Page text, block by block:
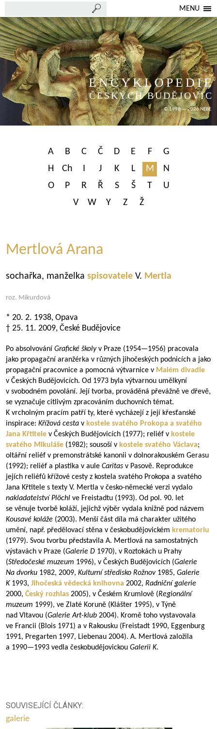
MENU
ENCYKLOPEDIE
ČESKÝCH BUDĚJOVIC
© 1998 — 2026 NEBE
A B C Č D E F
G
H
Ch I J K L M
N
O
P R Ř S Š T
U
V
W Y Z Ž
Mertlová Arana
sochařka, manželka spisovatele V. Mertla
roz. Mikurdová
* 20. 2. 1938, Opava
† 25. 11. 2009, České Budějovice
Po absolvování Grafické školyv Praze (1954—1956) pracovala
jako propagační aranžérka v různých jihočeských podnicích a jako
propagační pracovnice a pomocná výtvarnice v Malém divadle
v Českých Budějovicích. Od 1973 byla výtvarnou umělkyní
v svobodném povolání. Její tvorba, prováděná převážně ve dřevě,
se vyznačuje citlivým zpracováním duchovních témat.
K vrcholným pracím patří ty, které vycházejí z její křesťanské
inspirace: Křížová cesta v kostele svatého Prokopa a svatého
Jana Křtitele v Českých Budějovicích (1977); reliéf v kostele
svatého Mikuláše (1982); sousoší v kostele svatého Václava;
oltářní reliéf v premonstrátské kanonii v dolnorakouském Gerasu
(1992); reliéf a plastika v aule Caritas v Pasově. Reprodukce
jejích reliéfů křížové cesty z kostela svatého Prokopa a svatého
Jana Křtitele s texty V. Mertla v česko-německé verzi vydalo
nakladatelství Plöchl ve Freistadtu (1993). Od pol. 90. let
se věnuje tvorbě koláží, jejichž výběr vydala knižně pod názvem
Kousavé koláže (2003). Menší část díla má charakter užitého
umění, např. předělovací stěna v českobudějovickém krematoriu
(1979). Svou tvorbu představila A. Mertlová na samostatných
výstavách v Praze (Galerie D 1970), v Roztokách u Prahy
(Středočeské muzeum 1996), v Českých Budějovicích (Galerie
Na dvorku 1982, 2009, Kulturní středisko Rožnov1985, Galerie
K 1993, Jihočeská vědecká knihovna 2002, Radniční galerie
2000, Český rozhlas 2005), v Českém Krumlově (Regionální
muzeum 1999), ve Zlaté Koruně (Klášter 1995), v Týně
nad Vltavou (Galerie Art-klub 2004). Kromě toho vystavovala
ve Francii (Blois 1971) a v Rakousku (Freistadt 1990, Eggenburg
1991, Pregarten 1997, Liebenau 2004). A. Mertlová založila
a 1990—1993 vedla českobudějovickou Galerii K.
SOUVISEJÍCÍ ČLÁNKY:
galerie